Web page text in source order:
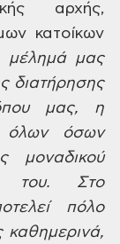
αρχής,
κατοίκων
μέλημά μας
διατήρησης
μας, η
όλων όσων
μοναδικού
του. Στο
πόλο
καθημερινά,